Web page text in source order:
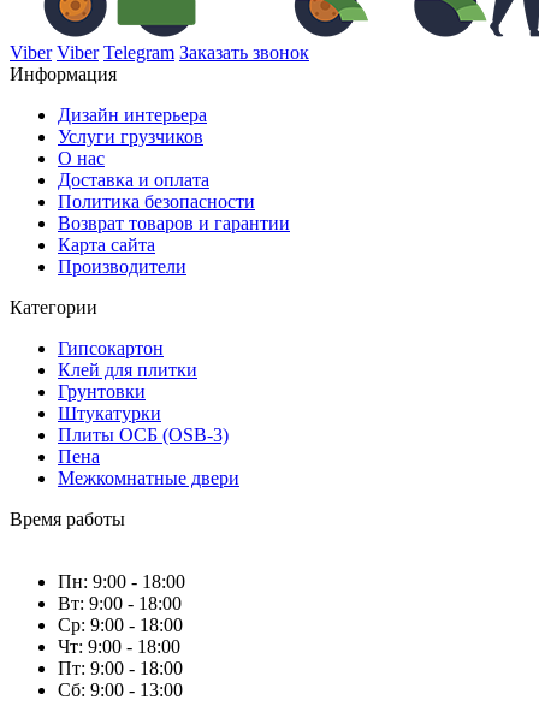
Viber Viber Telegram Заказать звонок
Информация
Дизайн интерьера
Услуги грузчиков
О нас
Доставка и оплата
Политика безопасности
Возврат товаров и гарантии
Карта сайта
Производители
Категории
Гипсокартон
Клей для плитки
Грунтовки
Штукатурки
Плиты ОСБ (OSB-3)
Пена
Межкомнатные двери
Время работы
Пн: 9:00 - 18:00
Вт: 9:00 - 18:00
Ср: 9:00 - 18:00
Чт: 9:00 - 18:00
Пт: 9:00 - 18:00
Сб: 9:00 - 13:00